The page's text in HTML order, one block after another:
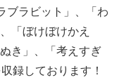
ブラビット」、「わ
「ぼけぼけかえ
き」、「考えすぎ
録しております！